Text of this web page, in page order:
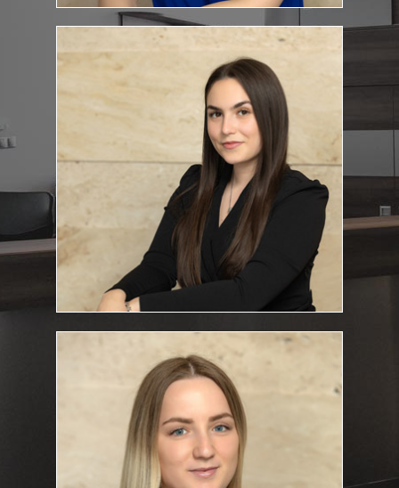
Havas Vanessza
E-mail cím:
havas.vanessza@feketeugyvediiroda.hu
Titkarsag@feketeugyvediiroda.hu
Szigeti Boglárka
Titkárnő
szigeti.boglarka@feketeugyvediiroda.hu
Titkarsag@feketeugyvediiroda.hu